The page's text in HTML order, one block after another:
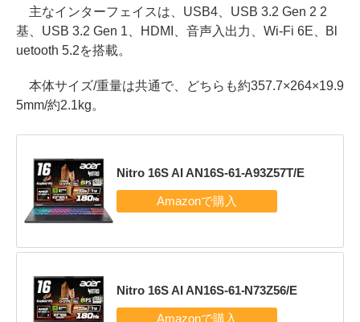
主なインターフェイスは、USB4、USB 3.2 Gen 2 2
基、USB 3.2 Gen 1、HDMI、音声入出力、Wi-Fi 6E、Bl
uetooth 5.2を搭載。
本体サイズ/重量は共通で、どちらも約357.7×264×19.9
5mm/約2.1kg。
Nitro 16S AI AN16S-61-A93Z57T/E
Nitro 16S AI AN16S-61-N73Z56/E